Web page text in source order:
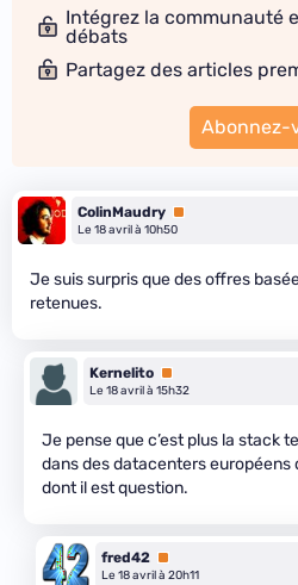
Intégrez la communauté
débats
Partagez des articles
Abonnez-
ColinMaudry Premium
Le 18 avril à 10h50
Je suis surpris que des offres
retenues.
Kernelito Premium
Le 18 avril à 15h32
Je pense que c’est plus la stack
dans des datacenters européens
dont il est question.
fred42 Premium
Le 18 avril à 20h11